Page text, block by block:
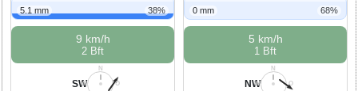
5.1 mm 38%
9 km/h
2 Bft
N
O
W
SW
0 mm 68%
5 km/h
1 Bft
N
O
W
NW